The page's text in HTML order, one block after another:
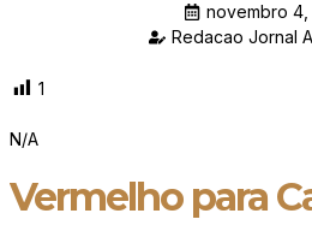
novembro 4,
Redacao Jornal
1
N/A
Vermelho para